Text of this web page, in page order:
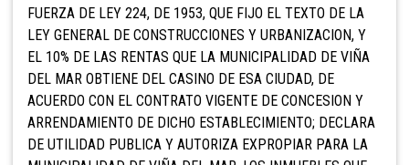
FUERZA DE LEY 224, DE 1953, QUE FIJO EL TEXTO DE LA
LEY GENERAL DE CONSTRUCCIONES Y URBANIZACION, Y
EL 10% DE LAS RENTAS QUE LA MUNICIPALIDAD DE VIÑA
DEL MAR OBTIENE DEL CASINO DE ESA CIUDAD, DE
ACUERDO CON EL CONTRATO VIGENTE DE CONCESION Y
ARRENDAMIENTO DE DICHO ESTABLECIMIENTO; DECLARA
DE UTILIDAD PUBLICA Y AUTORIZA EXPROPIAR PARA LA